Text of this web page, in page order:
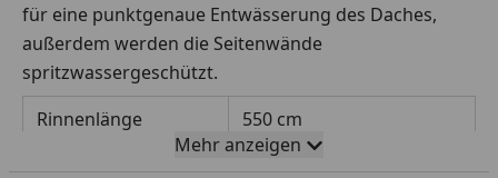
für eine punktgenaue Entwässerung des Daches,
außerdem werden die Seitenwände
spritzwassergeschützt.
Rinnenlänge
550 cm
78 mm
Mehr anzeigen